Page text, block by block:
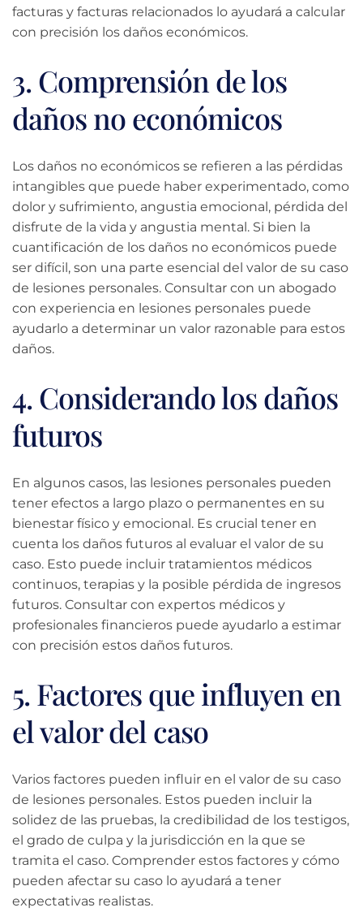
facturas y facturas relacionados lo ayudará a calcular
con precisión los daños económicos.
3. Comprensión de los
daños no económicos
Los daños no económicos se refieren a las pérdidas
intangibles que puede haber experimentado, como
dolor y sufrimiento, angustia emocional, pérdida del
disfrute de la vida y angustia mental. Si bien la
cuantificación de los daños no económicos puede
ser difícil, son una parte esencial del valor de su caso
de lesiones personales. Consultar con un abogado
con experiencia en lesiones personales puede
ayudarlo a determinar un valor razonable para estos
daños.
4. Considerando los daños
futuros
En algunos casos, las lesiones personales pueden
tener efectos a largo plazo o permanentes en su
bienestar físico y emocional. Es crucial tener en
cuenta los daños futuros al evaluar el valor de su
caso. Esto puede incluir tratamientos médicos
continuos, terapias y la posible pérdida de ingresos
futuros. Consultar con expertos médicos y
profesionales financieros puede ayudarlo a estimar
con precisión estos daños futuros.
5. Factores que influyen en
el valor del caso
Varios factores pueden influir en el valor de su caso
de lesiones personales. Estos pueden incluir la
solidez de las pruebas, la credibilidad de los testigos,
el grado de culpa y la jurisdicción en la que se
tramita el caso. Comprender estos factores y cómo
pueden afectar su caso lo ayudará a tener
expectativas realistas.